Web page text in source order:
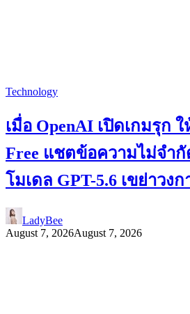
Technology
เมื่อ OpenAI เปิดเกมรุก
Free แชตข้อความไม่จำ
โมเดล GPT-5.6 เขย่าวง
LadyBee
August 7, 2026August 7, 2026